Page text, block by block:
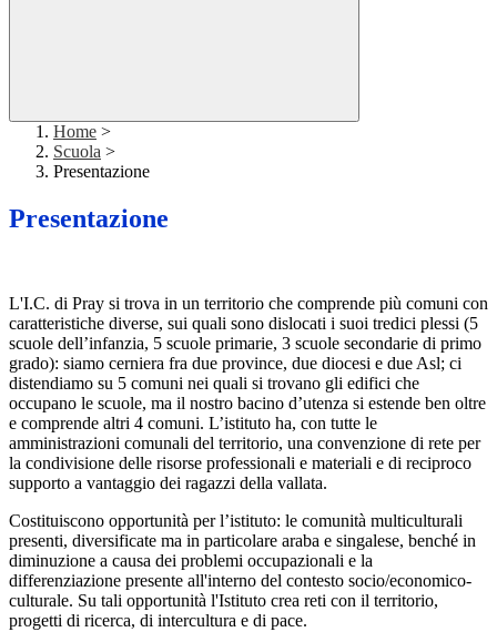
Home >
Scuola >
Presentazione
Presentazione
L'I.C. di Pray si trova in un territorio che comprende più comuni con
caratteristiche diverse, sui quali sono dislocati i suoi tredici plessi (5
scuole dell’infanzia, 5 scuole primarie, 3 scuole secondarie di primo
grado): siamo cerniera fra due province, due diocesi e due Asl; ci
distendiamo su 5 comuni nei quali si trovano gli edifici che
occupano le scuole, ma il nostro bacino d’utenza si estende ben oltre
e comprende altri 4 comuni. L’istituto ha, con tutte le
amministrazioni comunali del territorio, una convenzione di rete per
la condivisione delle risorse professionali e materiali e di reciproco
supporto a vantaggio dei ragazzi della vallata.
Costituiscono opportunità per l’istituto: le comunità multiculturali
presenti, diversificate ma in particolare araba e singalese, benché in
diminuzione a causa dei problemi occupazionali e la
differenziazione presente all'interno del contesto socio/economico-
culturale. Su tali opportunità l'Istituto crea reti con il territorio,
progetti di ricerca, di intercultura e di pace.